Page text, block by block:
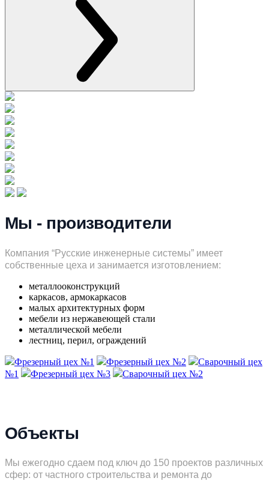
Мы - производители
Компания “Русские инженерные системы” имеет
собственные цеха и занимается изготовлением:
металлооконструкций
каркасов, армокаркасов
малых архитектурных форм
мебели из нержавеющей стали
металлической мебели
лестниц, перил, ограждений
Фрезерный цех №1 Фрезерный цех №2
Сварочный цех
№1
Фрезерный цех №3 Сварочный цех №2
Объекты
Мы ежегодно сдаем под ключ до 150 проектов различных
сфер: от частного строительства и ремонта до